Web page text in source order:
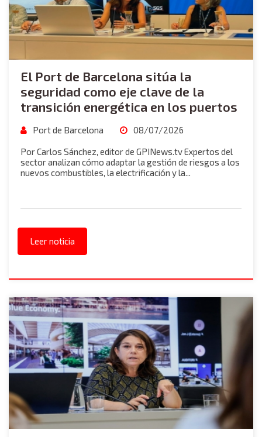
El Port de Barcelona sitúa la
seguridad como eje clave de la
transición energética en los puertos
Port de Barcelona 08/07/2026
Por Carlos Sánchez, editor de GPINews.tv Expertos del
sector analizan cómo adaptar la gestión de riesgos a los
nuevos combustibles, la electrificación y la...
Leer noticia